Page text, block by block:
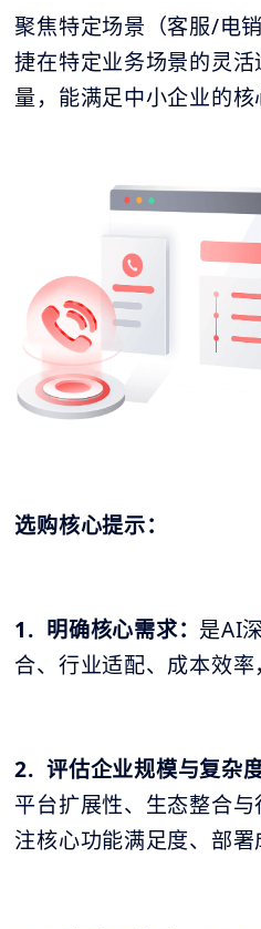
聚焦特定场景（客服/电
捷在特定业务场景的灵
量，能满足中小企业的核
选购核心提示：
1. 明确核心需求：是AI
合、行业适配、成本效率
2. 评估企业规模与复杂度
平台扩展性、生态整合
注核心功能满足度、部署